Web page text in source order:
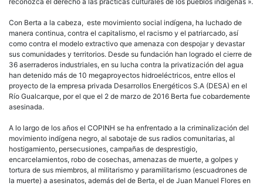
Con Berta a la cabeza, este movimiento social indígena, ha luchado de
manera continua, contra el capitalismo, el racismo y el patriarcado, así
como contra el modelo extractivo que amenaza con despojar y devastar
sus comunidades y territorios. Desde su fundación han logrado el cierre de
36 aserraderos industriales, en su lucha contra la privatización del agua
han detenido más de 10 megaproyectos hidroeléctricos, entre ellos el
proyecto de la empresa privada Desarrollos Energéticos S.A (DESA) en el
Río Gualcarque, por el que el 2 de marzo de 2016 Berta fue cobardemente
asesinada.
A lo largo de los años el COPINH se ha enfrentado a la criminalización del
movimiento indígena negro, al sabotaje de sus radios comunitarias, al
hostigamiento, persecusiones, campañas de desprestigio,
encarcelamientos, robo de cosechas, amenazas de muerte, a golpes y
tortura de sus miembros, al militarismo y paramilitarismo (escuadrones de
la muerte) a asesinatos, además del de Berta, el de Juan Manuel Flores en